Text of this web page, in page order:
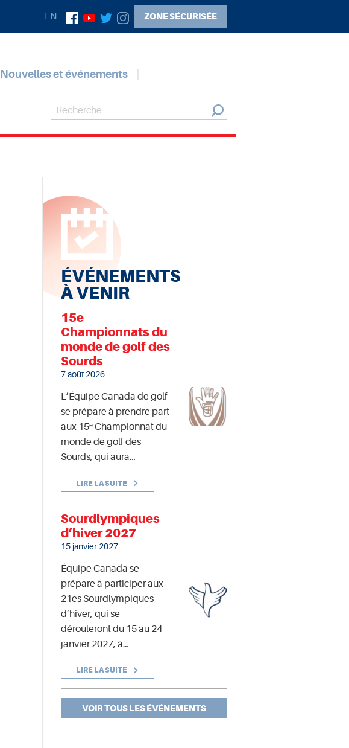
EN ZONE SÉCURISÉE
Nouvelles et événements
ÉVÉNEMENTS
À VENIR
15e
Championnats du
monde de golf des
Sourds
7 août 2026
L’Équipe Canada de golf
se prépare à prendre part
aux 15ᵉ Championnat du
monde de golf des
Sourds, qui aura…
LIRE LA SUITE
Sourdlympiques
d’hiver 2027
15 janvier 2027
Équipe Canada se
prépare à participer aux
21es Sourdlympiques
d’hiver, qui se
dérouleront du 15 au 24
janvier 2027, à…
LIRE LA SUITE
VOIR TOUS LES ÉVÉNEMENTS